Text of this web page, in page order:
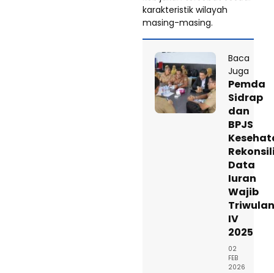
karakteristik wilayah
masing-masing.
Baca
Juga
Pemda
Sidrap
dan
BPJS
Data
Iuran
Wajib
Triwulan
IV
2025
02
FEB
2026